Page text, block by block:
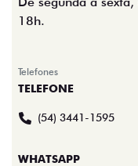
18h.
Telefones
TELEFONE
(54) 3441-1595
WHATSAPP